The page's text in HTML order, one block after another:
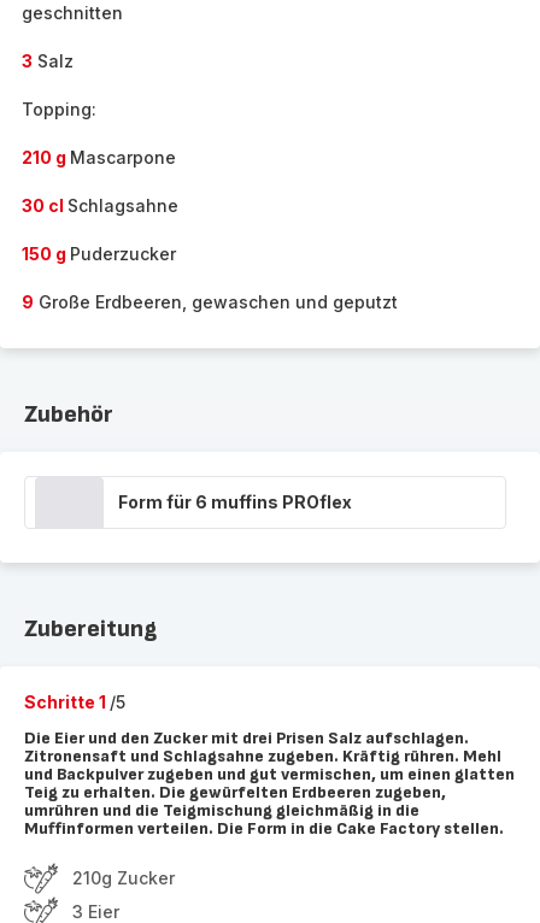
geschnitten
3 Salz
Topping:
210 g Mascarpone
30 cl Schlagsahne
150 g Puderzucker
9 Große Erdbeeren, gewaschen und geputzt
Zubehör
Form für 6 muffins PROflex
Zubereitung
Schritte 1 /5
Die Eier und den Zucker mit drei Prisen Salz aufschlagen.
Zitronensaft und Schlagsahne zugeben. Kräftig rühren. Mehl
und Backpulver zugeben und gut vermischen, um einen glatten
Teig zu erhalten. Die gewürfelten Erdbeeren zugeben,
umrühren und die Teigmischung gleichmäßig in die
Muffinformen verteilen. Die Form in die Cake Factory stellen.
210g Zucker
3 Eier